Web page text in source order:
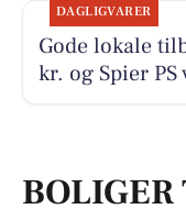
DAGLIGVARER
Gode lokale
kr. og Spier